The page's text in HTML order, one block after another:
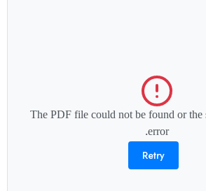
The PDF file could not be found or the
error.
Retry